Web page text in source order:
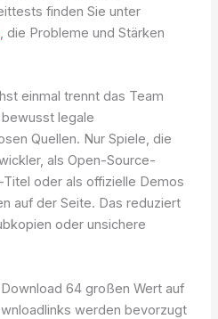
finden Sie unter
, die Probleme und Stärken
einmal trennt das Team
legale
Quellen. Nur Spiele, die
als Open-Source-
oder als offizielle Demos
auf der Seite. Das reduziert
oder unsichere
64 großen Wert auf
werden bevorzugt